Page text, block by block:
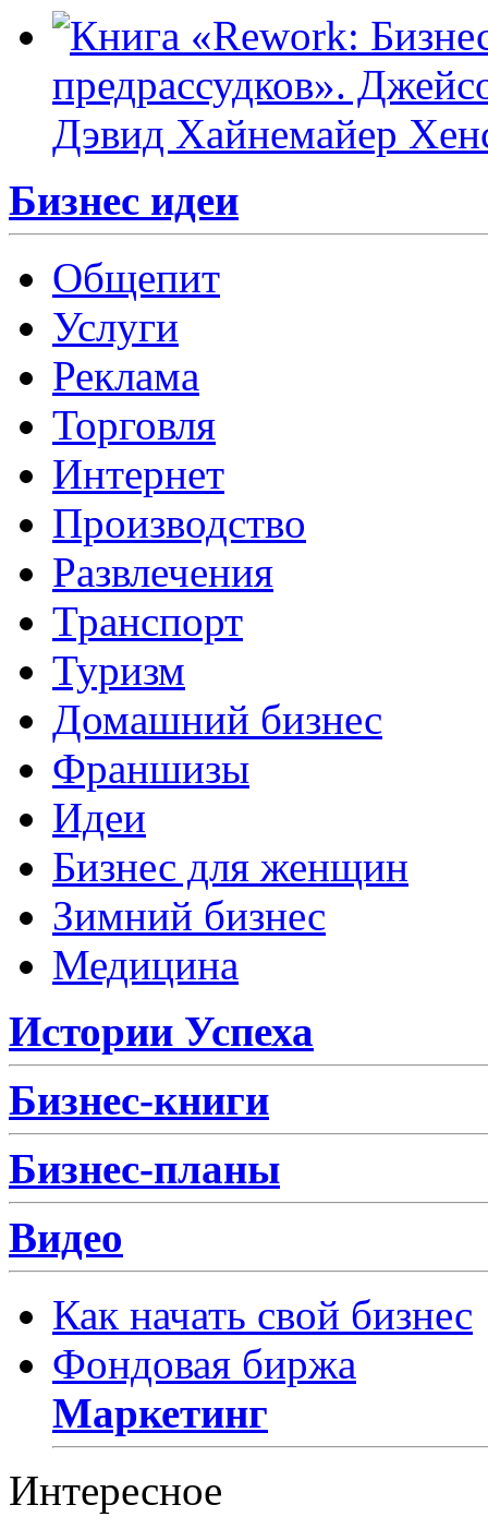
Бизнес идеи
Общепит
Услуги
Реклама
Торговля
Интернет
Производство
Развлечения
Транспорт
Туризм
Домашний бизнес
Франшизы
Идеи
Бизнес для женщин
Зимний бизнес
Медицина
Истории Успеха
Бизнес-книги
Бизнес-планы
Видео
Как начать свой бизнес
Фондовая биржа
Маркетинг
Интересное